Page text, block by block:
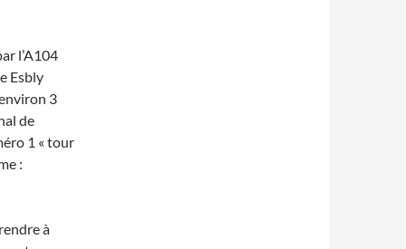
l’A104
Esbly
3
de
1 « tour
:
à